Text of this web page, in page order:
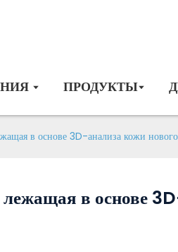
ПРОДУКТЫ
в основе 3D-анализа кожи
в основе